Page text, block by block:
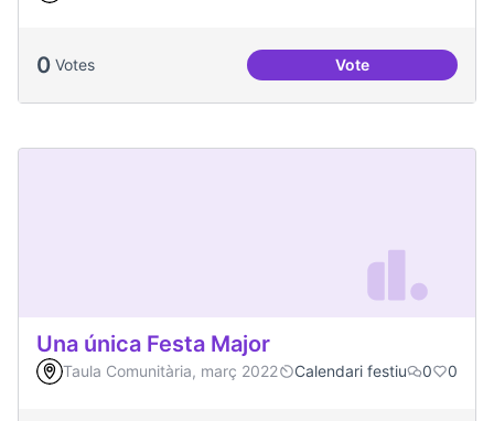
0 Votes VoteAniversari de Can
Una única Festa Major
Taula Comunitària, març 2022 Calendari festiu 0 0